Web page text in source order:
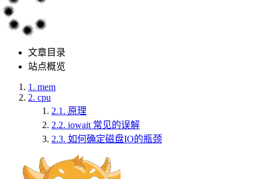
文章目录
站点概览
1. mem
2. cpu
2.1. 原理
2.2. iowait 常见的误解
2.3. 如何确定磁盘IO的瓶颈